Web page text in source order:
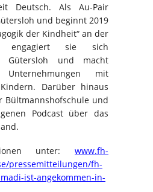
Deutsch. Als Au-Pair
und beginnt 2019
der Kindheit“ an der
engagiert sie sich
Gütersloh und macht
mit
Darüber hinaus
und
Podcast über das
unter: www.fh-
pressemitteilungen/fh-
ist-angekommen-in-